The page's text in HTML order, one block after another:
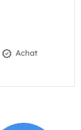
Achat